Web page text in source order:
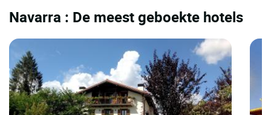
Navarra : De meest geboekte hotels